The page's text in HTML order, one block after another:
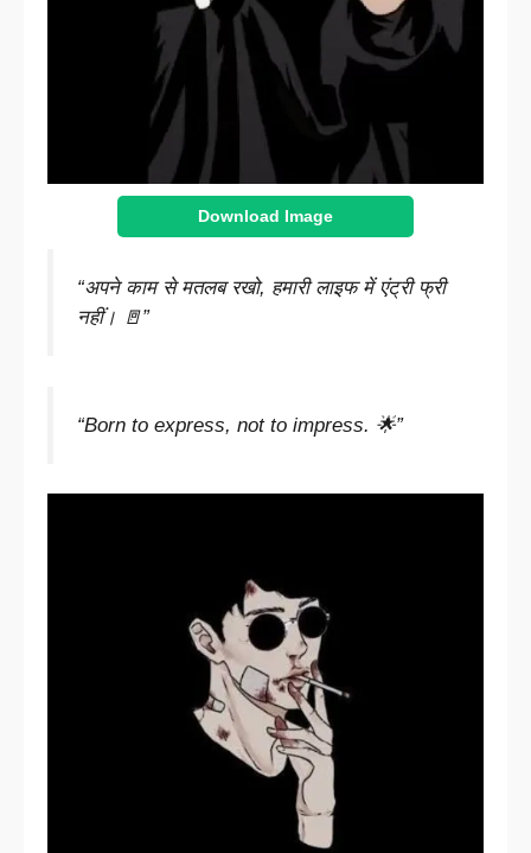
Download Image
“अपने काम से मतलब रखो, हमारी लाइफ में एंट्री फ्री
नहीं। 🚪”
“Born to express, not to impress. 🌟”